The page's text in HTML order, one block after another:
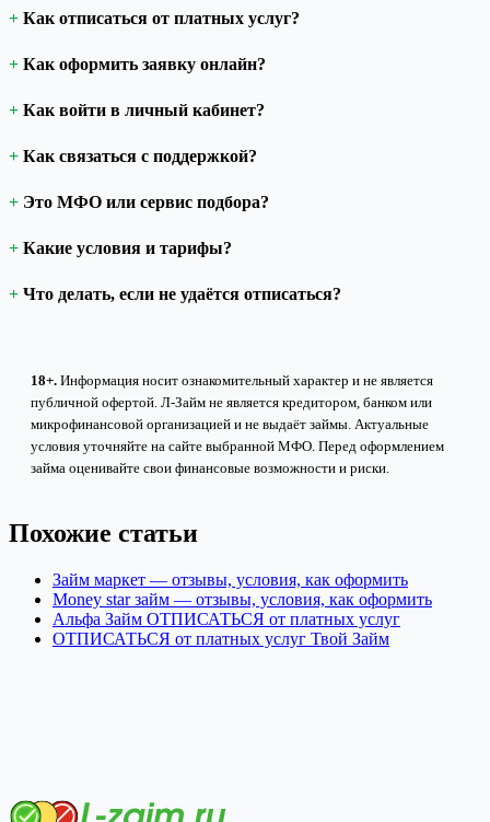
Как отписаться от платных услуг?
Как оформить заявку онлайн?
Как войти в личный кабинет?
Как связаться с поддержкой?
Это МФО или сервис подбора?
Какие условия и тарифы?
Что делать, если не удаётся отписаться?
18+. Информация носит ознакомительный характер и не является
публичной офертой. Л-Займ не является кредитором, банком или
микрофинансовой организацией и не выдаёт займы. Актуальные
условия уточняйте на сайте выбранной МФО. Перед оформлением
займа оценивайте свои финансовые возможности и риски.
Похожие статьи
Займ маркет — отзывы, условия, как оформить
Money star займ — отзывы, условия, как оформить
Альфа Займ ОТПИСАТЬСЯ от платных услуг
ОТПИСАТЬСЯ от платных услуг Твой Займ